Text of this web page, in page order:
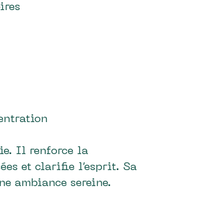
Il renforce la
et clarifie l’esprit. Sa
ambiance sereine.